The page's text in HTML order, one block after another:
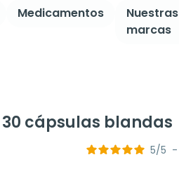
Medicamentos
Nuestras
marcas
cápsulas blandas
5/5 -